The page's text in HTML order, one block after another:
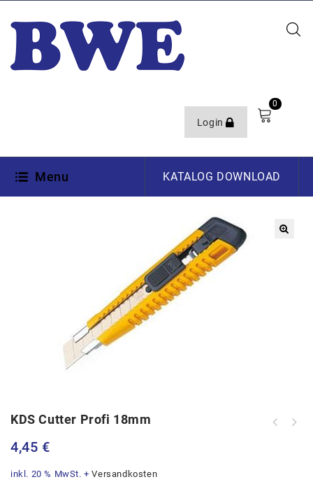
Login
0
Menu KATALOG DOWNLOAD
KDS Cutter Profi 18mm
4,45 €
inkl. 20 % MwSt. +Versandkosten